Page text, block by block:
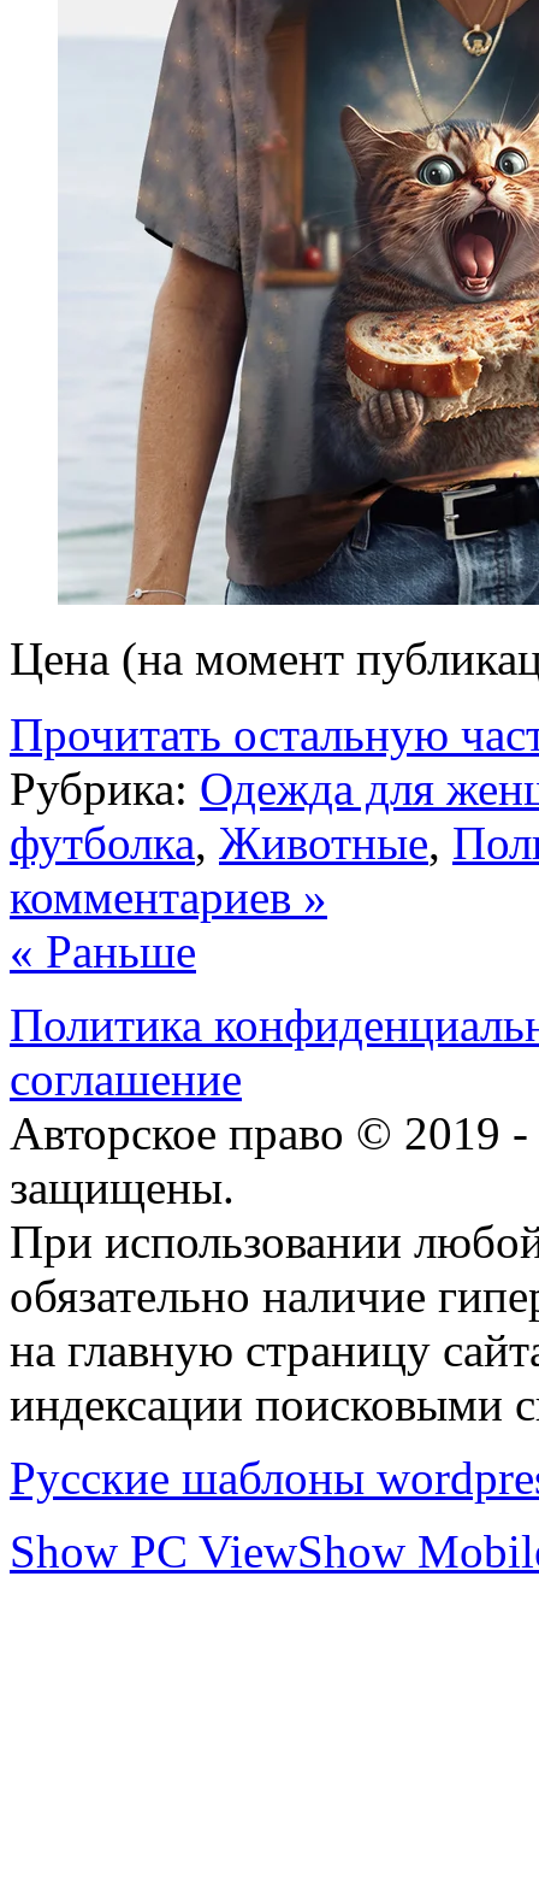
Цена (на момент
Прочитать остальную
Рубрика: Одежда для
футболка, Животные,
комментариев »
« Раньше
Политика
соглашение
Авторское право © 2019
защищены.
При использовании
обязательно наличие
на главную страницу
индексации поисковыми
Русские шаблоны
Show PC ViewShow